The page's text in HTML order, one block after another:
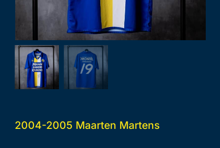
2004-2005 Maarten Martens